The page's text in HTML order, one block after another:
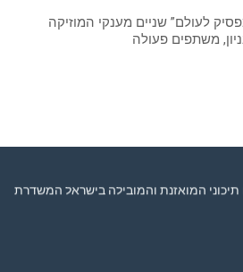
לעולם” שניים מענקי המוזיקה
משתפים פעולה
תיכוני המואזנת והמובילה בישראל המשדרת